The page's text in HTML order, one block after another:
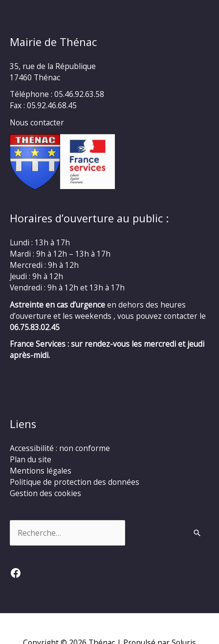
Mairie de Thénac
35, rue de la République
17460 Thénac
Téléphone : 05.46.92.63.58
Fax : 05.92.46.68.45
Nous contacter
Horaires d’ouverture au public :
Lundi : 13h à 17h
Mardi : 9h à 12h – 13h à 17h
Mercredi : 9h à 12h
Jeudi : 9h à 12h
Vendredi : 9h à 12h et 13h à 17h
Astreinte en cas d’urgenceen dehors des heures
d’ouverture et les weekends , vous pouvez contacter le
06.75.83.02.45
France Services : sur rendez-vous les mercredi et jeudi
après-midi.
Liens
Accessibilité : non conforme
Plan du site
Mentions légales
Politique de protection des données
Gestion des cookies
Facebook